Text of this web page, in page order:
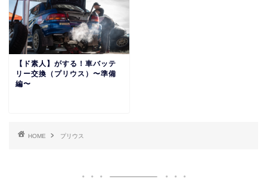
【ド素人】がする！車バッテ
リー交換（プリウス）〜準備
編〜
HOME プリウス